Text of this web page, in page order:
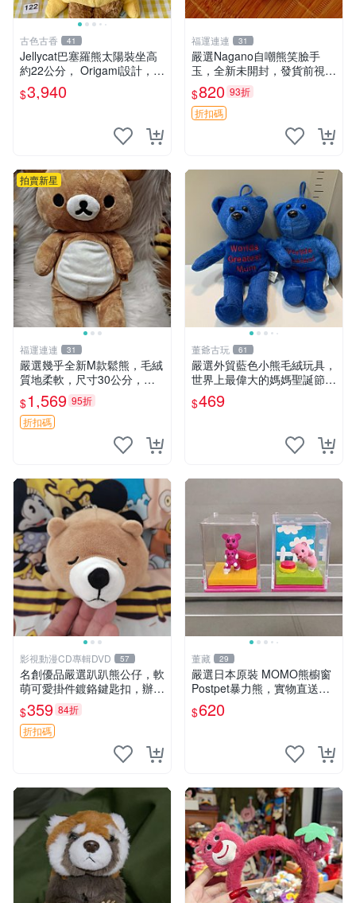
古色古香 41
Jellycat巴塞羅熊太陽裝坐高
約22公分， Origami設計，來
自越南。嚴選 Recommendat
ion！巴塞羅、 Origami熊、J
$3,940
福運連連 31
嚴選Nagano自嘲熊笑臉手
玉，全新未開封，發貨前視頻
確認，海南 廣西 貴州 嚴選N
agano自嘲熊笑臉手玉，全新
未開封，發貨前視頻確認，四
$820 93折
折扣碼
拍賣新星
福運連連 31
嚴選幾乎全新M款鬆熊，毛絨
質地柔軟，尺寸30公分，做
工精緻可愛，適合收藏或贈送
親友。中古使用痕跡，手感依
然優良。 鬆熊 嬰熊 毛玩偶
$1,569 95折
折扣碼
董爺古玩 61
嚴選外貿藍色小熊毛絨玩具，
世界上最偉大的媽媽聖誕節推
薦禮物 五角星 兒童玩具 母親
節
$469
影視動漫CD專輯DVD 57
名創優品嚴選趴趴熊公仔，軟
萌可愛掛件鍍鉻鍵匙扣，辦公
放松好選擇 趴趴熊 鍍鉻鍵匙
扣 萬用掛件
$359 84折
折扣碼
董藏 29
嚴選日本原裝 MOMO熊櫥窗
Postpet暴力熊，實物直送新
臺灣。MOMO熊 暴力熊 熊貓
櫥窗
$620